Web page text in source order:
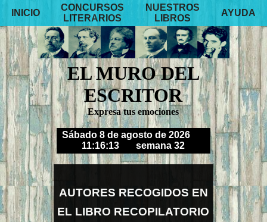
INICIO
CONCURSOS
LITERARIOS
NUESTROS
LIBROS
AYUDA
EL MURO DEL
ESCRITOR
Expresa tus emociones
Sábado 8 de agosto de 2026
11:16:16 semana 32
AUTORES RECOGIDOS EN
EL LIBRO RECOPILATORIO